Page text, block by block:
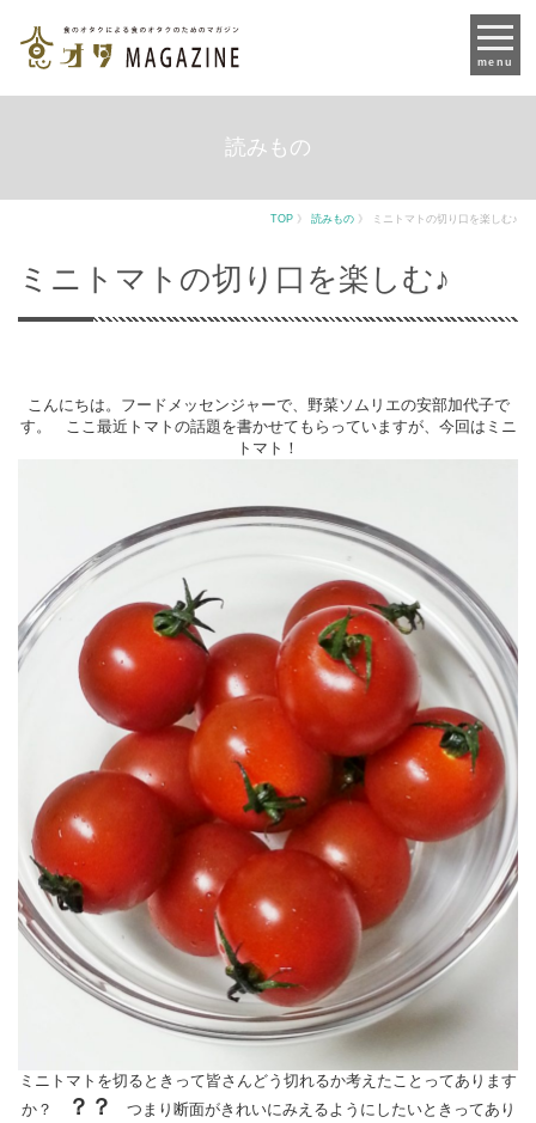
menu
読みもの
TOP 》 読みもの 》 ミニトマトの切り口を楽しむ♪
ミニトマトの切り口を楽しむ♪
こんにちは。フードメッセンジャーで、野菜ソムリエの安部加代子で
す。 ここ最近トマトの話題を書かせてもらっていますが、今回はミニ
トマト！
ミニトマトを切るときって皆さんどう切れるか考えたことってあります
か？
？？
つまり断面がきれいにみえるようにしたいときってあり